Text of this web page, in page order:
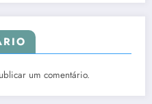
um comentário.